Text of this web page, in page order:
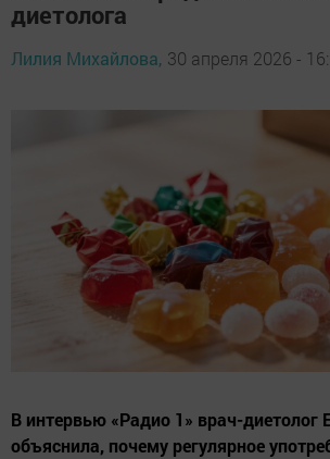
диетолога
Лилия Михайлова, 30 апреля 2026 -
В интервью «Радио 1» врач-диетолог
объяснила, почему регулярное